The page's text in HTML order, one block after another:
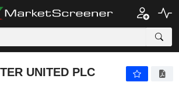
PLC
UNITED PLC